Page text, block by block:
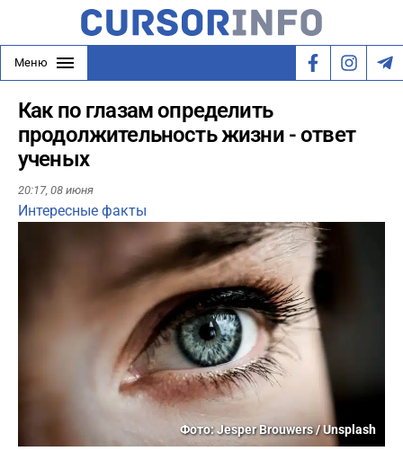
Меню
Как по глазам определить
продолжительность жизни - ответ
ученых
20:17, 08 июня
Интересные факты
Фото: Jesper Brouwers / Unsplash